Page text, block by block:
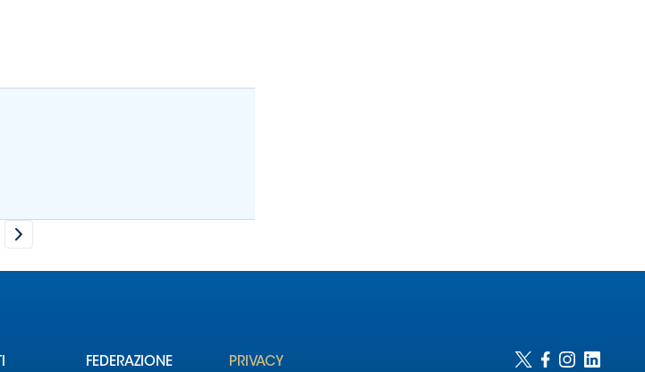
FEDERAZIONE
PRIVACY